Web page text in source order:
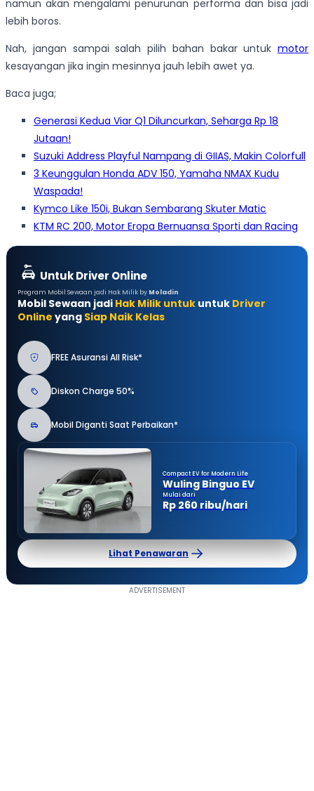
namun akan mengalami penurunan performa dan bisa jadi
lebih boros.
Nah, jangan sampai salah pilih bahan bakar untuk motor
kesayangan jika ingin mesinnya jauh lebih awet ya.
Baca juga;
Generasi Kedua Viar Q1 Diluncurkan, Seharga Rp 18
Jutaan!
Suzuki Address Playful Nampang di GIIAS, Makin Colorfull
3 Keunggulan Honda ADV 150, Yamaha NMAX Kudu
Waspada!
Kymco Like 150i, Bukan Sembarang Skuter Matic
KTM RC 200, Motor Eropa Bernuansa Sporti dan Racing
Untuk Driver Online
Program Mobil Sewaan jadi Hak Milik by Moladin
Mobil Sewaan jadi Hak Milik untuk untuk Driver
Online yang Siap Naik Kelas
FREE Asuransi All Risk*
Diskon Charge 50%
Mobil Diganti Saat Perbaikan*
Compact EV for Modern Life
Wuling Binguo EV
Mulai dari
Rp 260 ribu/hari
Lihat Penawaran